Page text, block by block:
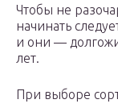
Чтобы не
начинать
и они —
лет.
При выборе